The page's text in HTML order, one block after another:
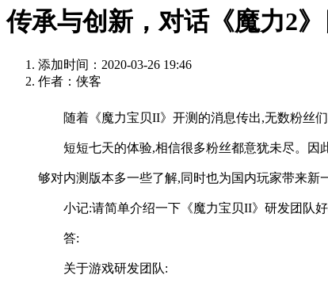
传承与创新，对话《魔力2
添加时间：2020-03-26 19:46
作者：侠客
随着《魔力宝贝II》开测的消息传出,无数粉丝
短短七天的体验,相信很多粉丝都意犹未尽。
够对内测版本多一些了解,同时也为国内玩家带来新
小记:请简单介绍一下《魔力宝贝II》研发团队
答:
关于游戏研发团队: